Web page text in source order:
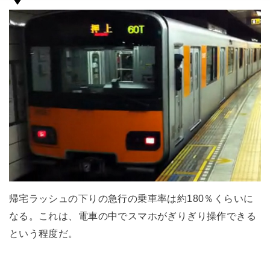
帰宅ラッシュの下りの急行の乗車率は約180％くらいに
なる。これは、電車の中でスマホがぎりぎり操作できる
という程度だ。